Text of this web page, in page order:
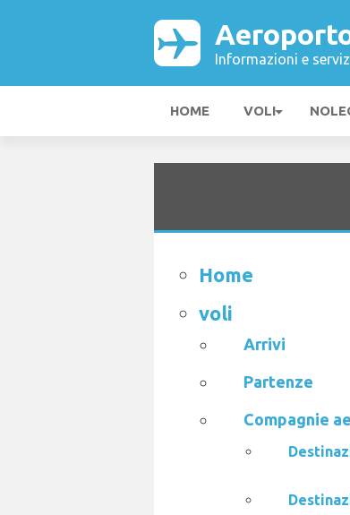
Informazioni e
HOME VOLI
Home
voli
Arrivi
Partenze
Compagnie